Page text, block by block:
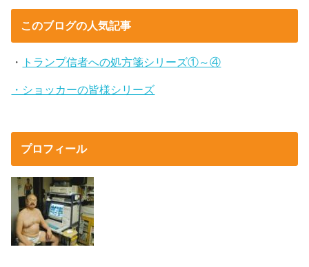
このブログの人気記事
・ トランプ信者への処方箋シリーズ①～④
・ショッカーの皆様シリーズ
プロフィール